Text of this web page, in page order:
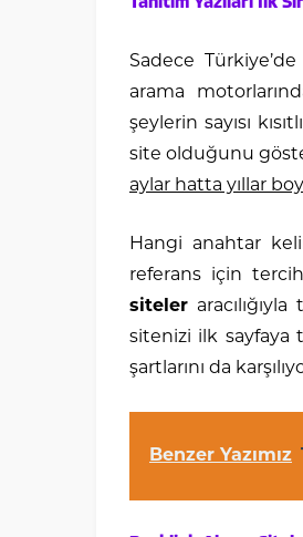
Sadece
arama
şeylerin sayısı
site olduğunu
aylar hatta yıllar
Hangi anahtar
referans için
siteler
sitenizi ilk sayfaya
şartlarını da
Benzer Yazımız